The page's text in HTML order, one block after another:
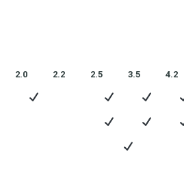
2.0 2.2 2.5 3.5 4.2